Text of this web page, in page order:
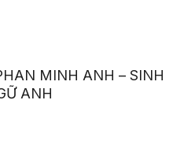
MINH ANH – SINH
ANH